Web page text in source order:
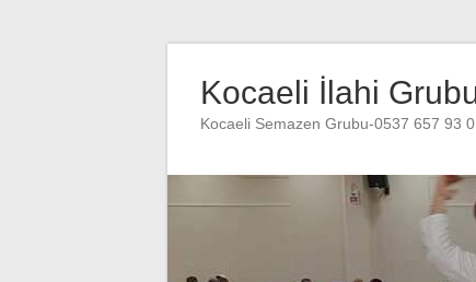
contentKocaeli İlahi
Kocaeli Semazen Grubu-0537 657 93